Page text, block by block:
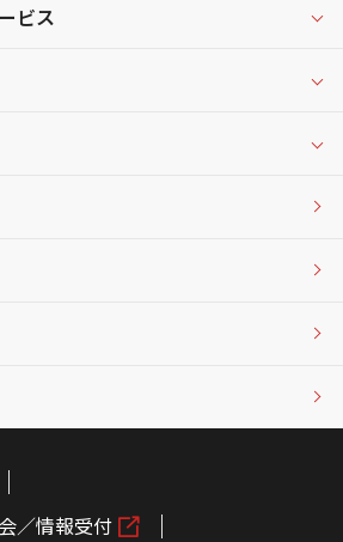
ビス
／情報受付